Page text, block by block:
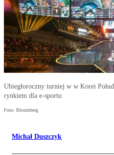
Ubiegłoroczny turniej w w Korei
rynkiem dla e-sportu
Foto: Bloomberg
Michał Duszczyk